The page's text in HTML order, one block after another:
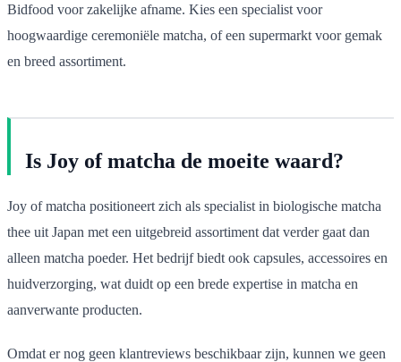
Bidfood voor zakelijke afname. Kies een specialist voor
hoogwaardige ceremoniële matcha, of een supermarkt voor gemak
en breed assortiment.
Is Joy of matcha de moeite waard?
Joy of matcha positioneert zich als specialist in biologische matcha
thee uit Japan met een uitgebreid assortiment dat verder gaat dan
alleen matcha poeder. Het bedrijf biedt ook capsules, accessoires en
huidverzorging, wat duidt op een brede expertise in matcha en
aanverwante producten.
Omdat er nog geen klantreviews beschikbaar zijn, kunnen we geen